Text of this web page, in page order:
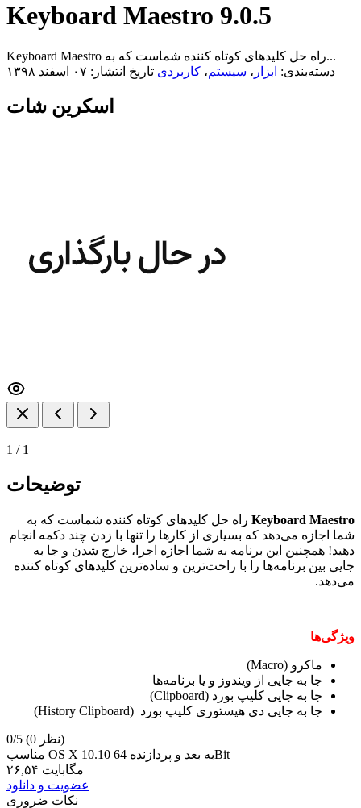
Keyboard Maestro 9.0.5
Keyboard Maestro راه حل کلید‌های کوتاه کننده شماست که به...
دسته‌بندی: ابزار ، سیستم، کاربردی تاریخ انتشار: ۰۷ اسفند ۱۳۹۸
اسکرین شات
1 / 1
توضیحات
Keyboard Maestro راه حل کلید‌های کوتاه کننده شماست که به
شما اجازه می‌دهد که بسیاری از کار‌ها را تنها با زدن چند دکمه انجام
دهید! همچنین این برنامه به شما اجازه اجرا، خارج شدن و جا به
جایی بین برنامه‌ها را با راحت‌ترین و ساده‌ترین کلید‌های کوتاه کننده
می‌دهد.
ویژگی‌ها
ماکرو (Macro)
جا به جایی از ویندوز و یا برنامه‌ها
جا به جایی کلیپ بورد (Clipboard)
جا به جایی دی هیستوری کلیپ بورد (History Clipboard)
0/5
(0 نظر)
مناسب OS X 10.10 به بعد و پردازنده 64Bit
۲۶,۵۴ مگابایت
عضویت و دانلود
نکات ضروری